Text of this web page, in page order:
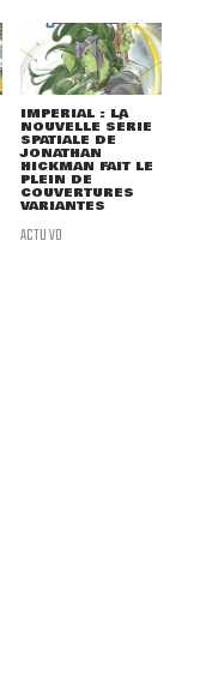
IMPERIAL : LA
NOUVELLE SÉRIE
SPATIALE DE
JONATHAN
HICKMAN FAIT LE
PLEIN DE
COUVERTURES
VARIANTES
ACTU VO